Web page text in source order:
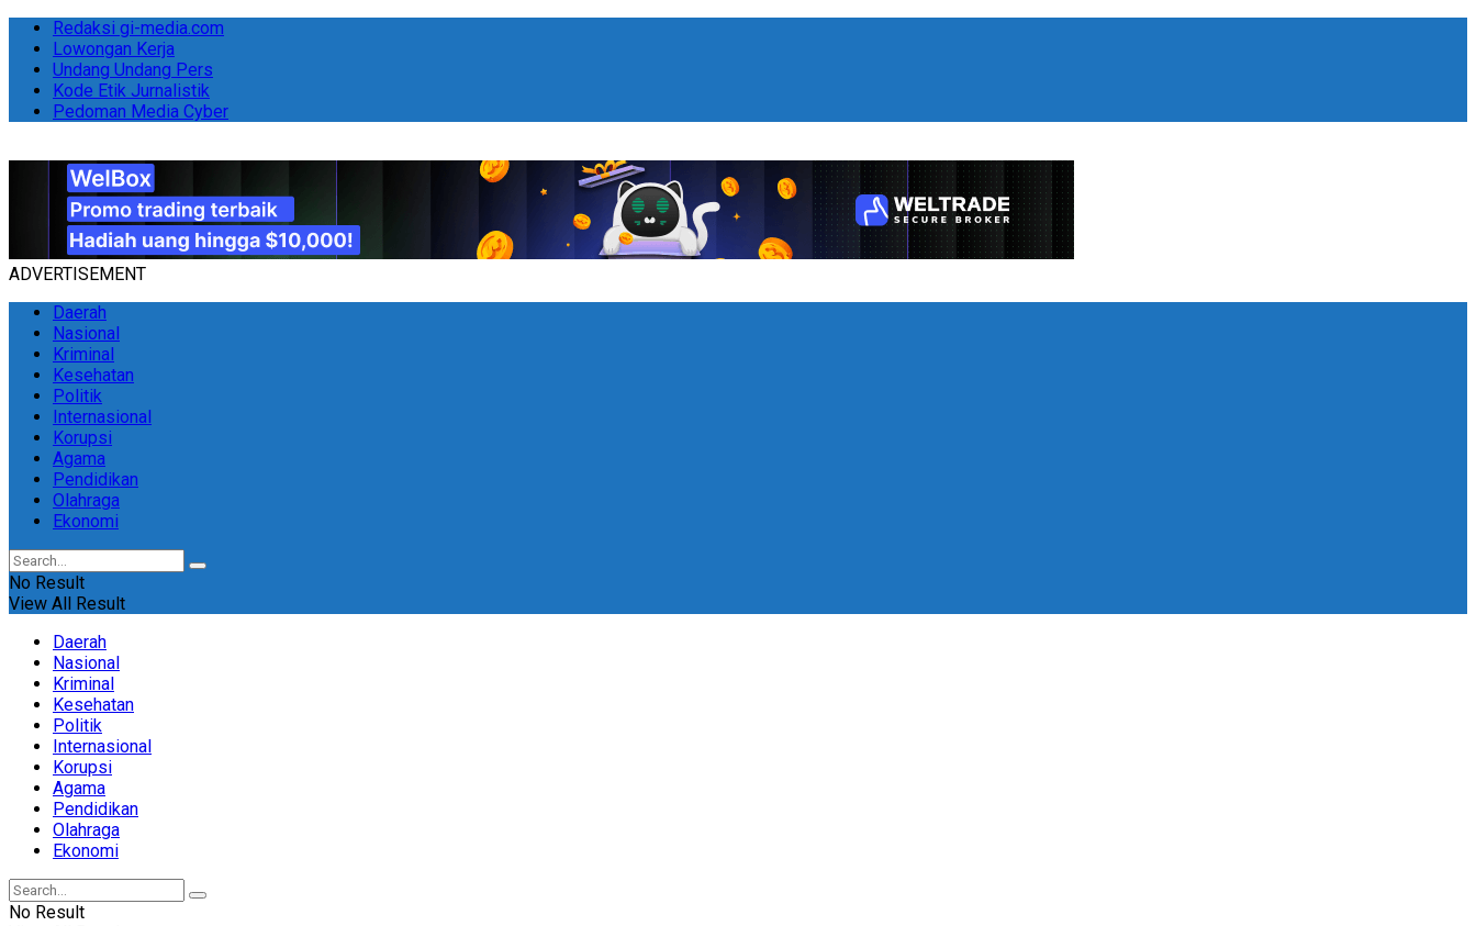
Redaksi gi-media.com
Lowongan Kerja
Undang Undang Pers
Kode Etik Jurnalistik
Pedoman Media Cyber
ADVERTISEMENT
Daerah
Nasional
Kriminal
Kesehatan
Politik
Internasional
Korupsi
Agama
Pendidikan
Olahraga
Ekonomi
No Result
View All Result
Daerah
Nasional
Kriminal
Kesehatan
Politik
Internasional
Korupsi
Agama
Pendidikan
Olahraga
Ekonomi
No Result